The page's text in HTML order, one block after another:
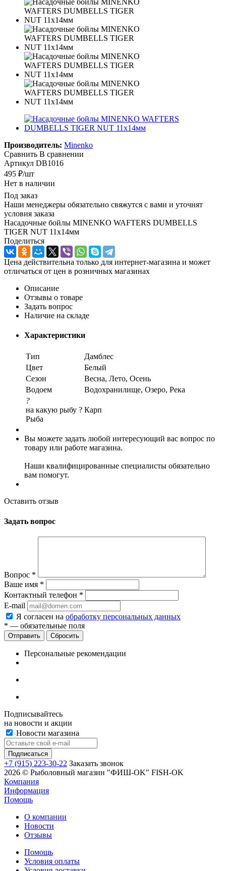
Производитель: Minenko
Сравнить В сравнении
Артикул DB1016
495 ₽/шт
Нет в наличии
Под заказ
Наши менеджеры обязательно свяжутся с вами и уточнят
условия заказа
Насадочные бойлы MINENKO WAFTERS DUMBELLS
TIGER NUT 11x14мм
Поделиться
Цена действительна только для интернет-магазина и может
отличаться от цен в розничных магазинах
Описание
Отзывы о товаре
Задать вопрос
Наличие на складе
Характеристики
Тип
Дамблес
Цвет
Белый
Сезон
Весна, Лето, Осень
Водоем
Водохранилище, Озеро, Река
?
на какую рыбу ?
Рыба
Карп
Вы можете задать любой интересующий вас вопрос по
товару или работе магазина.
Наши квалифицированные специалисты обязательно
вам помогут.
Оставить отзыв
Задать вопрос
Вопрос *
Ваше имя *
Контактный телефон *
E-mail
Я согласен на обработку персональных данных
* — обязательные поля
Сбросить
Персональные рекомендации
Подписывайтесь
на новости и акции
Новости магазина
+7 (915) 223-30-22 Заказать звонок
2026 © Рыболовный магазин "ФИШ-OK" FISH-OK
Компания
Информация
Помощь
О компании
Новости
Отзывы
Помощь
Условия оплаты